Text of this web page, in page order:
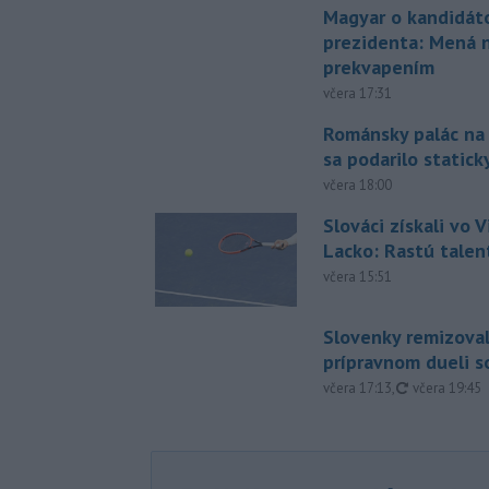
Magyar o
prezidenta: Mená
prekvapením
včera 17:31
Románsky palác
sa podarilo
včera 18:00
Slováci získali vo
Lacko: Rastú
včera 15:51
Slovenky
prípravnom dueli
včera 17:13, aktualizované
včera 19:45